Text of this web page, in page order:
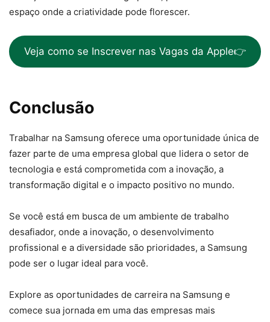
espaço onde a criatividade pode florescer.
Veja como se Inscrever nas Vagas da Apple👉
Conclusão
Trabalhar na Samsung oferece uma oportunidade única de
fazer parte de uma empresa global que lidera o setor de
tecnologia e está comprometida com a inovação, a
transformação digital e o impacto positivo no mundo.
Se você está em busca de um ambiente de trabalho
desafiador, onde a inovação, o desenvolvimento
profissional e a diversidade são prioridades, a Samsung
pode ser o lugar ideal para você.
Explore as oportunidades de carreira na Samsung e
comece sua jornada em uma das empresas mais